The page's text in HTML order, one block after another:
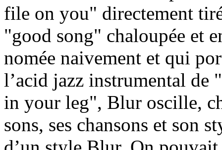
file on you" directement
"good song" chaloupée et
nomée naivement et qui
l’acid jazz instrumental de
in your leg", Blur oscille,
sons, ses chansons et son